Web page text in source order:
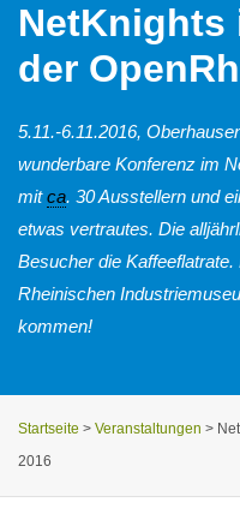
NetKnights
der
5.11.-6.11.2016,
wunderbare Konferenz im
mitca. 30 Ausstellern und
etwas vertrautes. Die
Besucher die
Rheinischen
kommen!
Startseite > Veranstaltungen >
2016